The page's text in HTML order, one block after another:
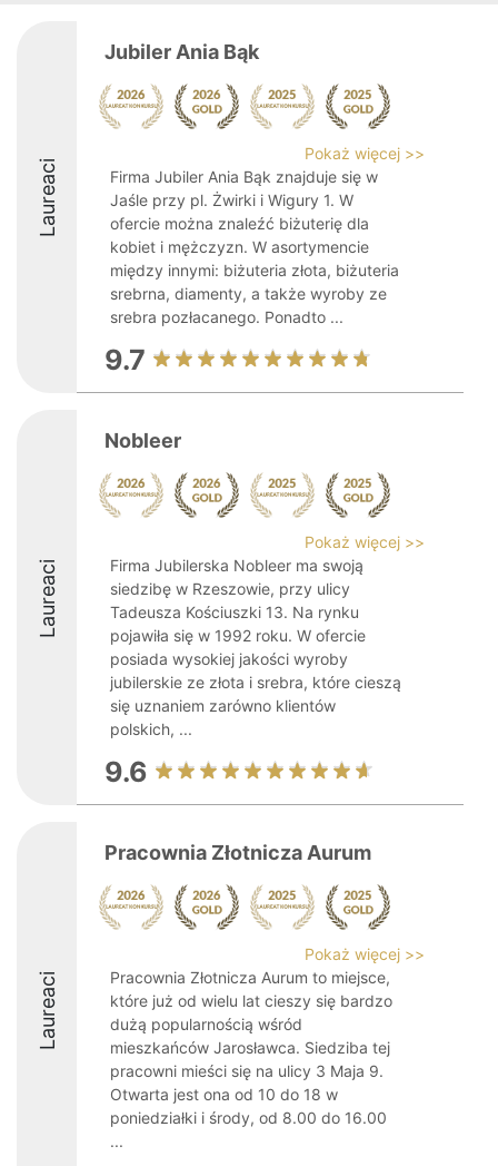
Laureaci
Jubiler Ania Bąk
Pokaż więcej >>
Firma Jubiler Ania Bąk znajduje się w
Jaśle przy pl. Żwirki i Wigury 1. W
ofercie można znaleźć biżuterię dla
kobiet i mężczyzn. W asortymencie
między innymi: biżuteria złota, biżuteria
srebrna, diamenty, a także wyroby ze
srebra pozłacanego. Ponadto ...
9.7
Laureaci
Nobleer
Pokaż więcej >>
Firma Jubilerska Nobleer ma swoją
siedzibę w Rzeszowie, przy ulicy
Tadeusza Kościuszki 13. Na rynku
pojawiła się w 1992 roku. W ofercie
posiada wysokiej jakości wyroby
jubilerskie ze złota i srebra, które cieszą
się uznaniem zarówno klientów
polskich, ...
9.6
Laureaci
Pracownia Złotnicza Aurum
Pokaż więcej >>
Pracownia Złotnicza Aurum to miejsce,
które już od wielu lat cieszy się bardzo
dużą popularnością wśród
mieszkańców Jarosławca. Siedziba tej
pracowni mieści się na ulicy 3 Maja 9.
Otwarta jest ona od 10 do 18 w
poniedziałki i środy, od 8.00 do 16.00
...